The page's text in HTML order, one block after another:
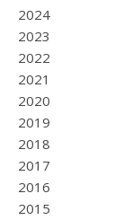
2024
2023
2022
2021
2020
2019
2018
2017
2016
2015